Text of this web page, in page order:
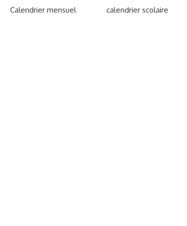
Calendrier mensuel calendrier scolaire